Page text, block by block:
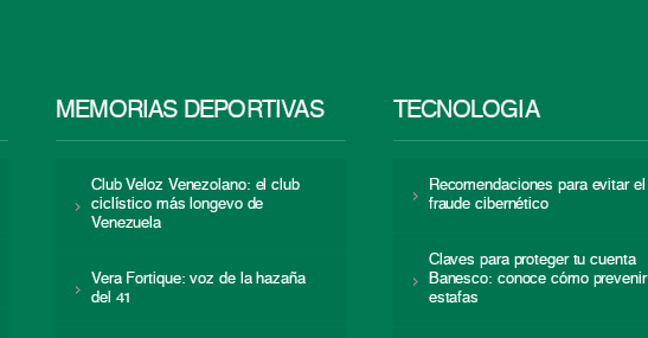
MEMORIAS DEPORTIVAS
Club Veloz Venezolano: el club
ciclístico más longevo de
Venezuela
Vera Fortique: voz de la hazaña
del 41
TECNOLOGÍA
Recomendaciones para evitar el
fraude cibernético
Claves para proteger tu cuenta
Banesco: conoce cómo prevenir
estafas